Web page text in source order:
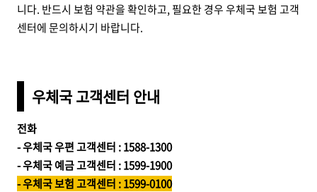
니다. 반드시 보험 약관을 확인하고, 필요한 경우 우체국 보험 고객
센터에 문의하시기 바랍니다.
우체국 고객센터 안내
전화
- 우체국 우편 고객센터 : 1588-1300
- 우체국 예금 고객센터 : 1599-1900
- 우체국 보험 고객센터 : 1599-0100